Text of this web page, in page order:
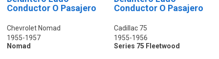
Conductor O Pasajero
Chevrolet Nomad
1955-1957
Nomad
Conductor O Pasajero
Cadillac 75
1955-1956
Series 75 Fleetwood